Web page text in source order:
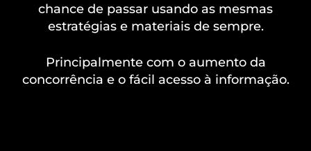
chance de passar usando as mesmas
estratégias e materiais de sempre.
Principalmente com o aumento da
concorrência e o fácil acesso à informação.